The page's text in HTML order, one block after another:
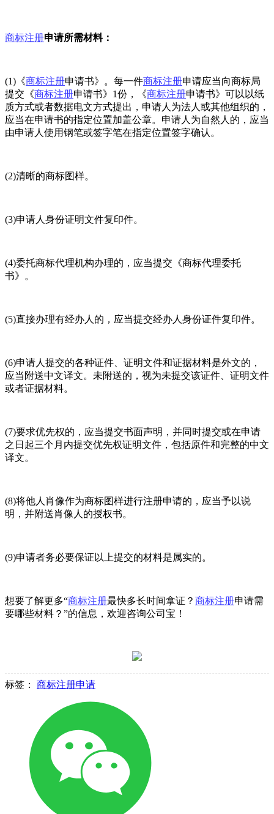
商标注册申请所需材料：
(1)《商标注册申请书》。每一件商标注册申请应当向商标局
提交《商标注册申请书》1份，《商标注册申请书》可以以纸
质方式或者数据电文方式提出，申请人为法人或其他组织的，
应当在申请书的指定位置加盖公章。申请人为自然人的，应当
由申请人使用钢笔或签字笔在指定位置签字确认。
(2)清晰的商标图样。
(3)申请人身份证明文件复印件。
(4)委托商标代理机构办理的，应当提交《商标代理委托
书》。
(5)直接办理有经办人的，应当提交经办人身份证件复印件。
(6)申请人提交的各种证件、证明文件和证据材料是外文的，
应当附送中文译文。未附送的，视为未提交该证件、证明文件
或者证据材料。
(7)要求优先权的，应当提交书面声明，并同时提交或在申请
之日起三个月内提交优先权证明文件，包括原件和完整的中文
译文。
(8)将他人肖像作为商标图样进行注册申请的，应当予以说
明，并附送肖像人的授权书。
(9)申请者务必要保证以上提交的材料是属实的。
想要了解更多“商标注册最快多长时间拿证？ 商标注册申请需
要哪些材料？”的信息，欢迎咨询公司宝！
标签： 商标注册申请